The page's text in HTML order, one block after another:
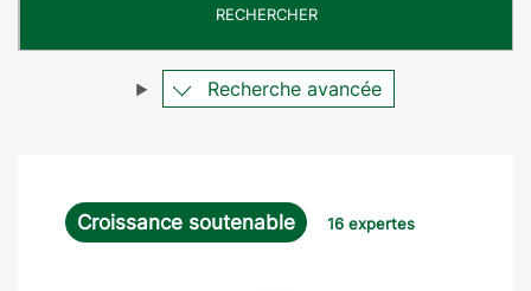
e
RECHERCHER
Recherche avancée
Croissance soutenable 16 expertes